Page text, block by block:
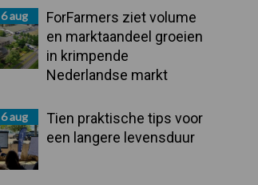
6 aug
ForFarmers ziet volume
en marktaandeel groeien
in krimpende
Nederlandse markt
6 aug
Tien praktische tips voor
een langere levensduur